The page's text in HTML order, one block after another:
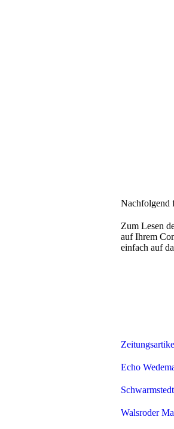
Nachfolgend
Zum Lesen
auf Ihrem
einfach auf
Echo
Walsroder